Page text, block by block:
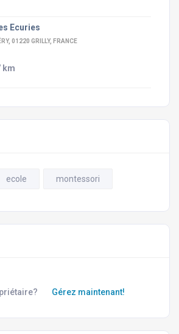
Ecuries
01220 GRILLY, FRANCE
km
ecole montessori
Gérez maintenant!